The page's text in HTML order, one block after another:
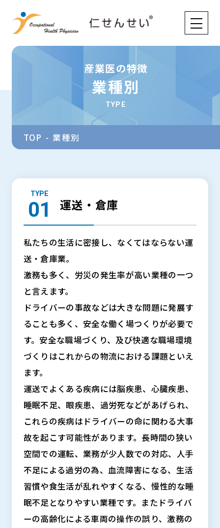
産業医の特徴
業種別
TYPE
TOP 業種別
TYPE
運送・倉庫
私たちの生活に密接し、なくてはならない運
送・倉庫業。
激務も多く、労災の発生率が高い業種の一つ
と言えます。
ドライバーの事故などは大きな問題に発展す
ることも多く、安全な働く場つくりが必要で
す。安全な職場づくり、及び快適な職場環境
づくりはこれからの物流における課題といえ
ます。
運送でよくある疾病には脳疾患、心臓疾患、
睡眠不足、眼疾患、過労死などがあげられ、
これらの疾病はドライバーの命に関わる大事
故を起こす可能性があります。長時間の狭い
空間での運転、業務が少人数での対応、人手
不足による過労の為、血流障害になる、生活
習慣や食生活が乱れやすくなる、慢性的な睡
眠不足となりやすい業種です。またドライバ
ーの高齢化による車両の操作の誤り、激務の